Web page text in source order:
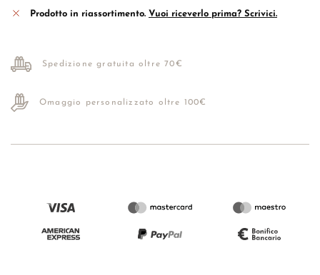
Prodotto in riassortimento. Vuoi riceverlo prima? Scrivici.
Spedizione gratuita oltre 70€
Omaggio personalizzato oltre 100€